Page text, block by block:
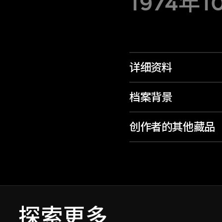
详细资料
档案背景
创作者的其他藏品